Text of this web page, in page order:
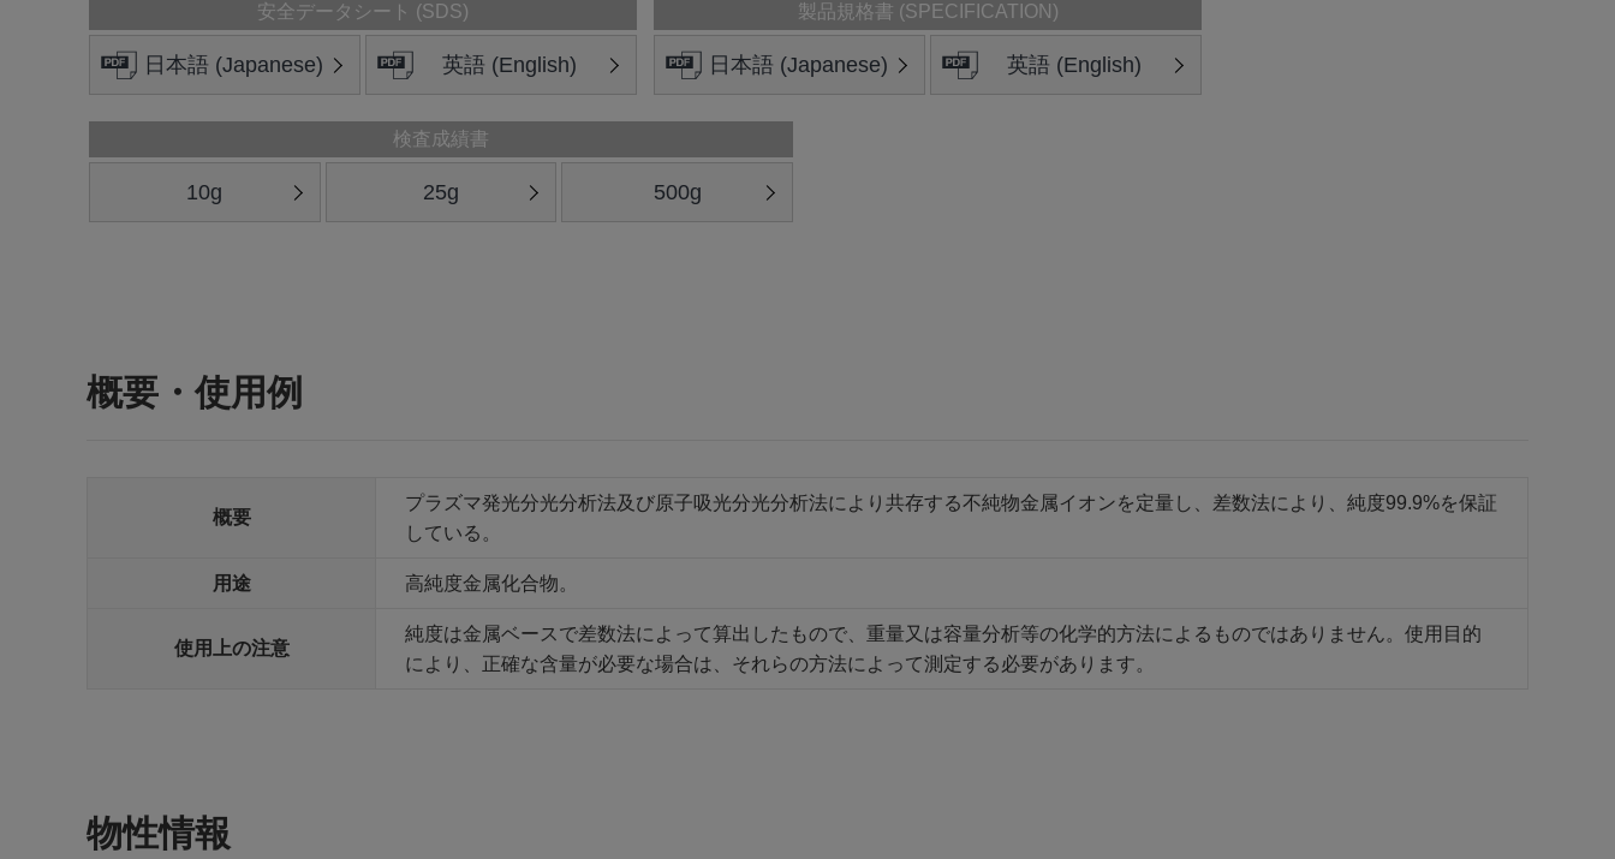
安全データシート (SDS)
日本語 (Japanese) 英語 (English)
製品規格書 (SPECIFICATION)
日本語 (Japanese) 英語 (English)
検査成績書
10g 25g 500g
概要・使用例
概要
プラズマ発光分光分析法及び原子吸光分光分析法により共存する不純物金属イオンを定量し、差数法により、純度99.9%を保証
している。
用途 高純度金属化合物。
使用上の注意
純度は金属ベースで差数法によって算出したもので、重量又は容量分析等の化学的方法によるものではありません。使用目的
により、正確な含量が必要な場合は、それらの方法によって測定する必要があります。
物性情報